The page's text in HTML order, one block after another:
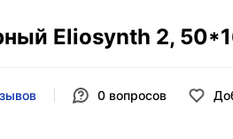
Eliosynth 2,
0 вопросов